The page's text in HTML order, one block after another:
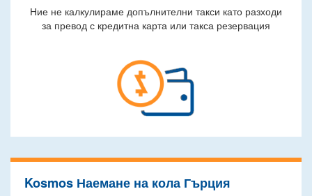
Ние не калкулираме допълнителни такси като разходи
за превод с кредитна карта или такса резервация
Kosmos Наемане на кола Гърция